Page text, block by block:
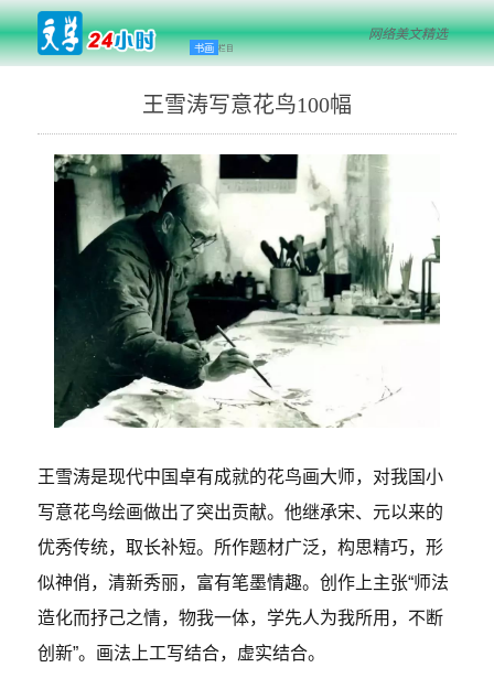
书画 栏目
网络美文精选
王雪涛写意花鸟100幅
王雪涛是现代中国卓有成就的花鸟画大师，对我国小
写意花鸟绘画做出了突出贡献。他继承宋、元以来的
优秀传统，取长补短。所作题材广泛，构思精巧，形
似神俏，清新秀丽，富有笔墨情趣。创作上主张“师法
造化而抒己之情，物我一体，学先人为我所用，不断
创新”。画法上工写结合，虚实结合。